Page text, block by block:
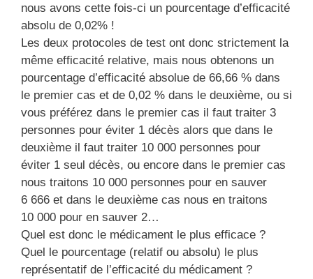
nous avons cette fois-ci un pourcentage d’efficacité
absolu de 0,02% !
Les deux protocoles de test ont donc strictement la
même efficacité relative, mais nous obtenons un
pourcentage d’efficacité absolue de 66,66 % dans
le premier cas et de 0,02 % dans le deuxième, ou si
vous préférez dans le premier cas il faut traiter 3
personnes pour éviter 1 décès alors que dans le
deuxième il faut traiter 10 000 personnes pour
éviter 1 seul décès, ou encore dans le premier cas
nous traitons 10 000 personnes pour en sauver
6 666 et dans le deuxième cas nous en traitons
10 000 pour en sauver 2…
Quel est donc le médicament le plus efficace ?
Quel le pourcentage (relatif ou absolu) le plus
représentatif de l’efficacité du médicament ?